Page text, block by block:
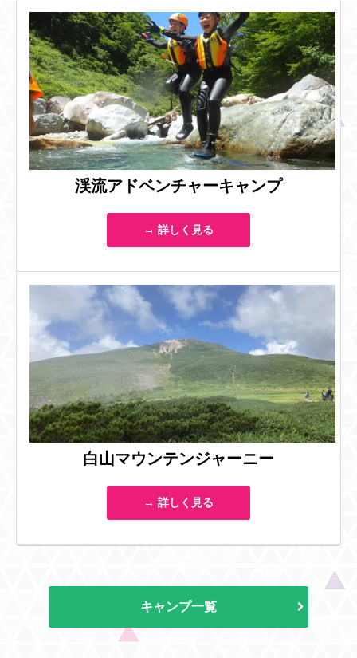
渓流アドベンチャーキャンプ
→ 詳しく見る
白山マウンテンジャーニー
→ 詳しく見る
キャンプ一覧